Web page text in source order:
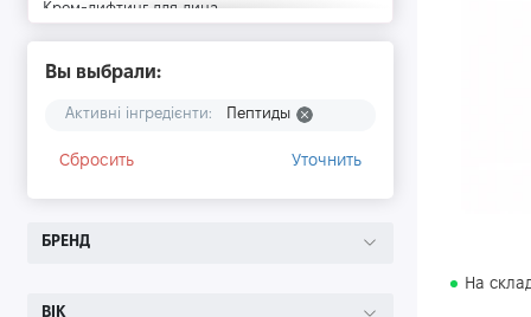
Крем-лифтинг для лица
Кремы для выравнивания тона лица
Увлажняющие кремы для лица
Успокаивающие кремы для лица
Регенерирующий крем для лица
Кремы от веснушек
Ночные кремы для лица
Вы выбрали:
Активні інгредієнти: Пептиды
Сбросить Уточнить
БРЕНД
ВІК
На